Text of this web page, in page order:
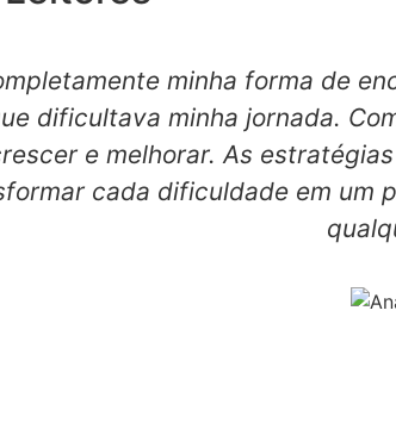
minha forma de
dificultava minha jornada.
e melhorar. As
cada dificuldade em um